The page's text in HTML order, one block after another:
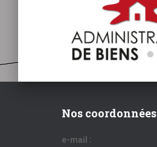
Nos coordonnées
e-mail :